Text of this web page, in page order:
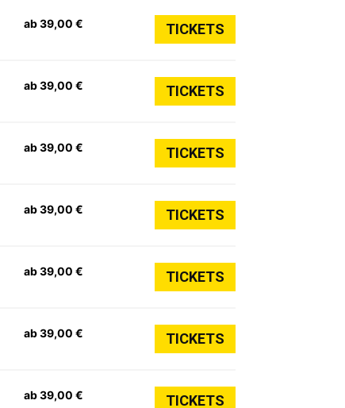
ab 39,00 € TICKETS
ab 39,00 € TICKETS
ab 39,00 € TICKETS
ab 39,00 € TICKETS
ab 39,00 € TICKETS
ab 39,00 € TICKETS
ab 39,00 € TICKETS